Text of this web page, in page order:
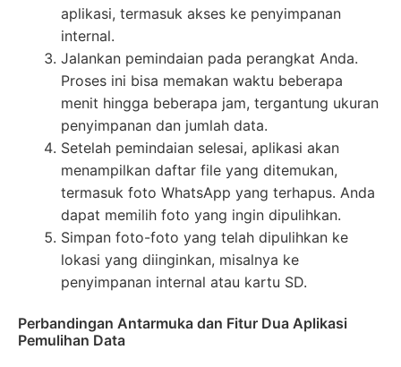
aplikasi, termasuk akses ke penyimpanan
internal.
Jalankan pemindaian pada perangkat Anda.
Proses ini bisa memakan waktu beberapa
menit hingga beberapa jam, tergantung ukuran
penyimpanan dan jumlah data.
Setelah pemindaian selesai, aplikasi akan
menampilkan daftar file yang ditemukan,
termasuk foto WhatsApp yang terhapus. Anda
dapat memilih foto yang ingin dipulihkan.
Simpan foto-foto yang telah dipulihkan ke
lokasi yang diinginkan, misalnya ke
penyimpanan internal atau kartu SD.
Perbandingan Antarmuka dan Fitur Dua Aplikasi
Pemulihan Data